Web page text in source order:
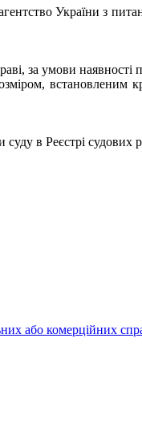
України з
за умови наявності
в Реєстрі судових
або комерційних